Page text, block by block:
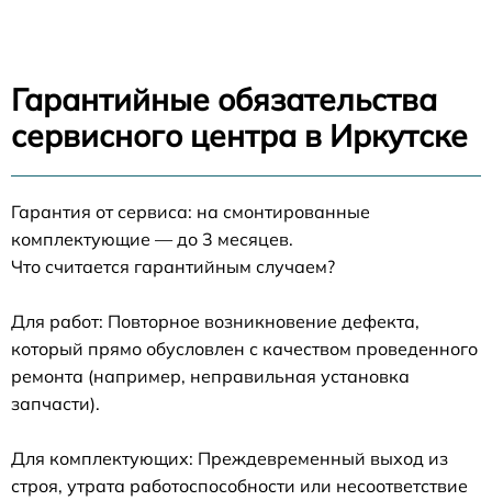
Гарантийные обязательства
сервисного центра в Иркутске
Гарантия от сервиса: на смонтированные
комплектующие — до 3 месяцев.
Что считается гарантийным случаем?
Для работ: Повторное возникновение дефекта,
который прямо обусловлен с качеством проведенного
ремонта (например, неправильная установка
запчасти).
Для комплектующих: Преждевременный выход из
строя, утрата работоспособности или несоответствие